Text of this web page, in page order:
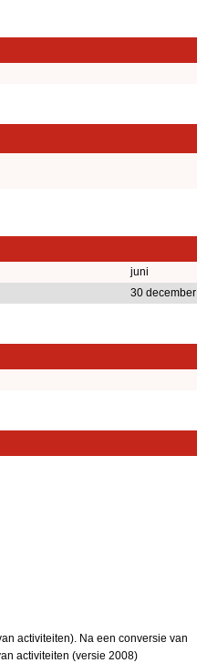
juni
30 december
activiteiten). Na een conversie van
activiteiten (versie 2008)